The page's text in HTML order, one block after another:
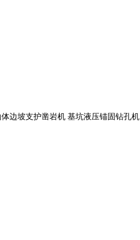
边坡支护凿岩机 基坑液压锚固钻孔机